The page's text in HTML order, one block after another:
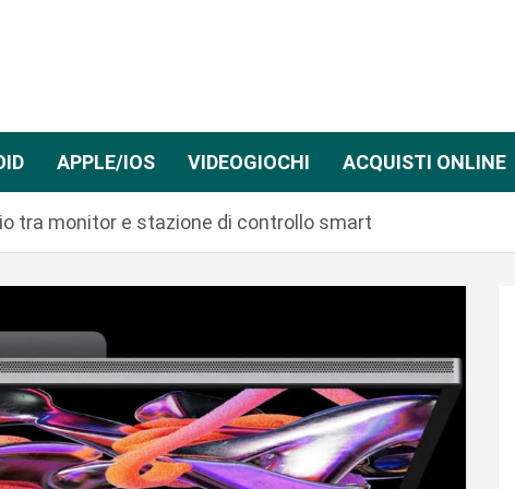
APPLE/IOS VIDEOGIOCHI ACQUISTI ONLINE
tra monitor e stazione di controllo smart